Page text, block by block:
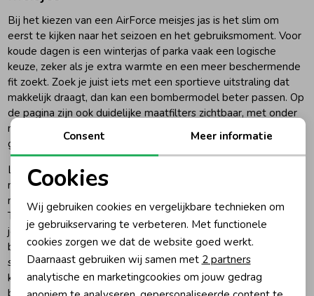
Regenkleding &-laarzen
Zomeraccessoires
Kledingaccessoires
Beenmode
Winteraccessoires
Bij het kiezen van een AirForce meisjes jas is het slim om
eerst te kijken naar het seizoen en het gebruiksmoment. Voor
koude dagen is een winterjas of parka vaak een logische
keuze, zeker als je extra warmte en een meer beschermende
fit zoekt. Zoek je juist iets met een sportieve uitstraling dat
makkelijk draagt, dan kan een bombermodel beter passen. Op
de pagina zijn ook duidelijke maatfilters zichtbaar, met onder
meer maten 128, 140, 152, 164 en 176, wat helpt om sneller
gericht te kiezen.
Let daarnaast op kleur en combineerbaarheid. Donkere en
neutrale tinten zijn vaak praktisch in dagelijks gebruik en
maken het makkelijker om meerdere outfits samen te stellen.
Twijfel je tussen twee modellen, kijk dan vooral naar wat
jouw kind het vaakst draagt: een langere jas geeft vaak meer
beschutting, terwijl een korter model juist weer vrij en
sportief aanvoelt. Met goed maatadvies en een duidelijke
keuze op gebruiksmoment shop je sneller een jas waar je echt
blij mee bent.
Noodzakelijke cookies
Personalisatie cookies
Analytische cookies
Marketing cookies
Consent Meer informatie
Cookies
Wij gebruiken cookies en vergelijkbare technieken om
je gebruikservaring te verbeteren. Met functionele
cookies zorgen we dat de website goed werkt.
Daarnaast gebruiken wij samen met 2 partners
analytische en marketingcookies om jouw gedrag